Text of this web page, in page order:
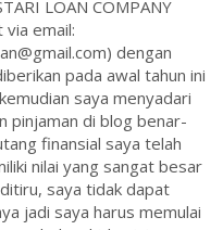
LOAN COMPANY
email:
dengan
pada awal tahun ini
saya menyadari
pinjaman di blog benar-
finansial saya telah
nilai yang sangat besar
saya tidak dapat
jadi saya harus memulai